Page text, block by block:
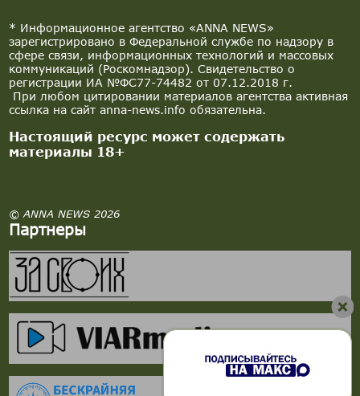
* Информационное агентство «ANNA NEWS»
зарегистрировано в Федеральной службе по надзору в
сфере связи, информационных технологий и массовых
коммуникаций (Роскомнадзор). Свидетельство о
регистрации ИА №ФС77-74482 от 07.12.2018 г.
При любом цитировании материалов агентства активная
ссылка на сайт anna-news.info обязательна.
Настоящий ресурс может содержать
материалы 18+
© ANNA NEWS 2026
Партнеры